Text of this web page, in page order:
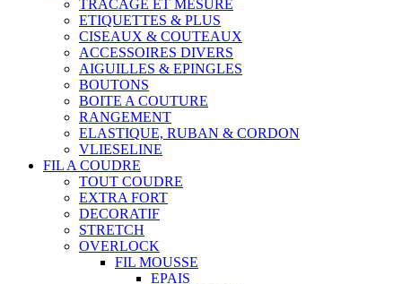
TRACAGE ET MESURE
ETIQUETTES & PLUS
CISEAUX & COUTEAUX
ACCESSOIRES DIVERS
AIGUILLES & EPINGLES
BOUTONS
BOITE A COUTURE
RANGEMENT
ELASTIQUE, RUBAN & CORDON
VLIESELINE
FIL A COUDRE
TOUT COUDRE
EXTRA FORT
DECORATIF
STRETCH
OVERLOCK
FIL MOUSSE
EPAIS